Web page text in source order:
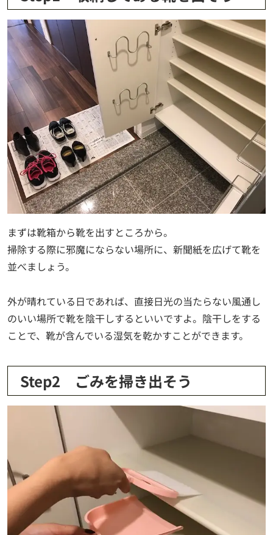
まずは靴箱から靴を出すところから。
掃除する際に邪魔にならない場所に、新聞紙を広げて靴を
並べましょう。
外が晴れている日であれば、直接日光の当たらない風通し
のいい場所で靴を陰干しするといいですよ。陰干しをする
ことで、靴が含んでいる湿気を乾かすことができます。
Step2 ごみを掃き出そう